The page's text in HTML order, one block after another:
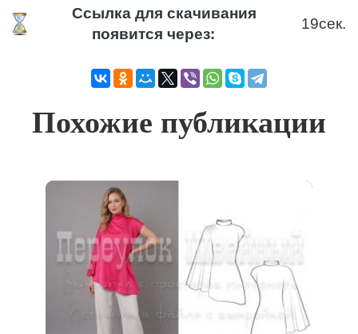
Ссылка для скачивания
появится через:
19сек.
Похожие публикации